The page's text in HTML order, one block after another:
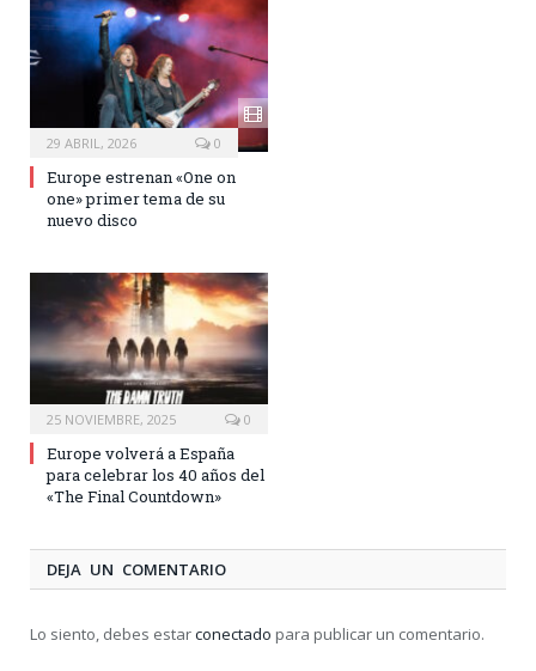
29 ABRIL, 2026 0
Europe estrenan «One on
one» primer tema de su
nuevo disco
25 NOVIEMBRE, 2025 0
Europe volverá a España
para celebrar los 40 años del
«The Final Countdown»
DEJA UN COMENTARIO
Lo siento, debes estarconectado para publicar un comentario.